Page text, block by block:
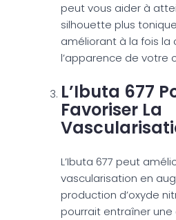
peut vous aider à
silhouette plus
améliorant à la fois
l’apparence de votre
L’Ibuta 677
Favoriser La
L’Ibuta 677 peut
vascularisation en
production d’oxyde
pourrait entraîner